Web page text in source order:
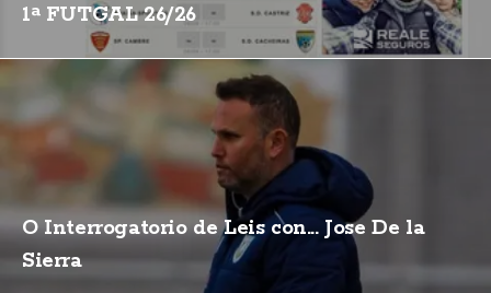
1ª FUTGAL 26/26
O Interrogatorio de Leis con... Jose De la
Sierra